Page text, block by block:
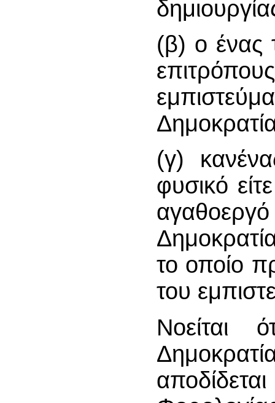
(β) ο ένας
(γ)
φυσικό
αγαθοεργό
το οποίο
του
Νοείται